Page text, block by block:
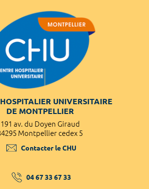
UNIVERSITAIRE
DE MONTPELLIER
191 av. du Doyen Giraud
Montpellier cedex 5
Contacter le CHU
04 67 33 67 33